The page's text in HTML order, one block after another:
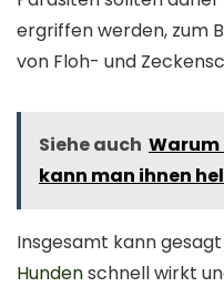
ergriffen werden, zum
von Floh- und
Siehe auch Warum
kann man ihnen
Insgesamt kann
Hundenschnell wirkt